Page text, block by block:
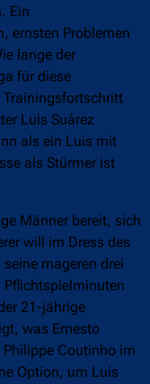
Ein
ernsten Problemen
lange der
für diese
Luis Suárez
als ein Luis mit
als Stürmer ist
Männer bereit, sich
will im Dress des
mageren drei
21-jährige
was Ernesto
Coutinho im
Option, um Luis